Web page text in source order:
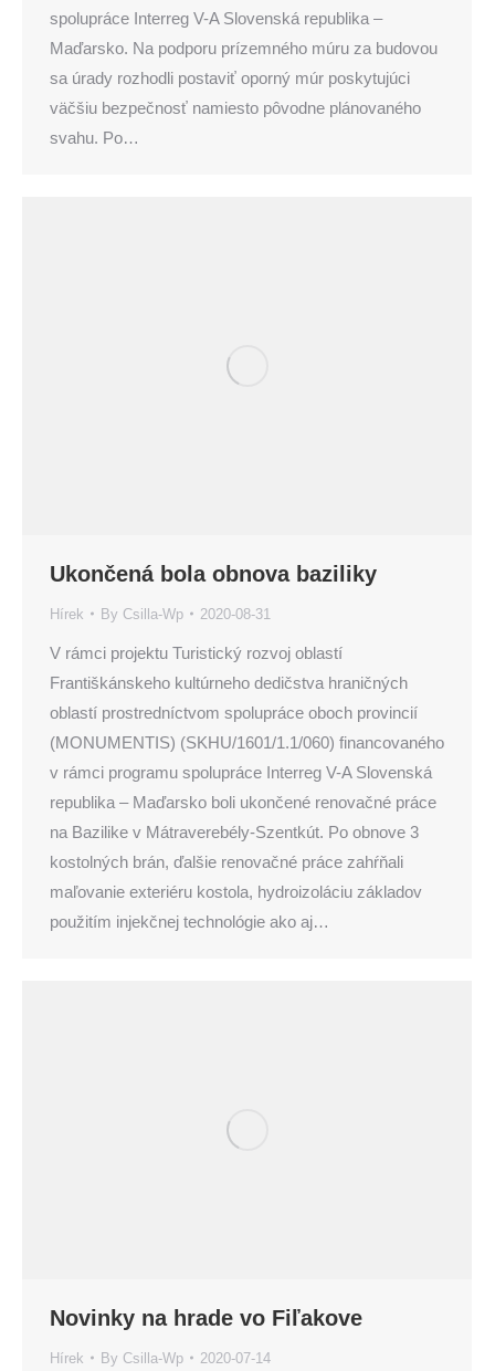
spolupráce Interreg V-A Slovenská republika –
Maďarsko. Na podporu prízemného múru za budovou
sa úrady rozhodli postaviť oporný múr poskytujúci
väčšiu bezpečnosť namiesto pôvodne plánovaného
svahu. Po…
Ukončená bola obnova baziliky
Hírek By Csilla-Wp 2020-08-31
V rámci projektu Turistický rozvoj oblastí
Františkánskeho kultúrneho dedičstva hraničných
oblastí prostredníctvom spolupráce oboch provincií
(MONUMENTIS) (SKHU/1601/1.1/060) financovaného
v rámci programu spolupráce Interreg V-A Slovenská
republika – Maďarsko boli ukončené renovačné práce
na Bazilike v Mátraverebély-Szentkút. Po obnove 3
kostolných brán, ďalšie renovačné práce zahŕňali
maľovanie exteriéru kostola, hydroizoláciu základov
použitím injekčnej technológie ako aj…
Novinky na hrade vo Fiľakove
Hírek By Csilla-Wp 2020-07-14